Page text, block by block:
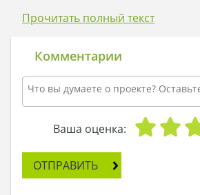
стены навевали мысли о зиме
открыла девушка в праздничном
- Уж не ты ли Фея Снов? -
был богат, знаменит, и
легенды, то мой дом выглядел
Девушка скромно потупила
- Проходи, ты пришел по адресу.
красоте. Фея налила ему
сказала:
Прочитать полный текст
Комментарии
Ваша оценка:
ОТПРАВИТЬ